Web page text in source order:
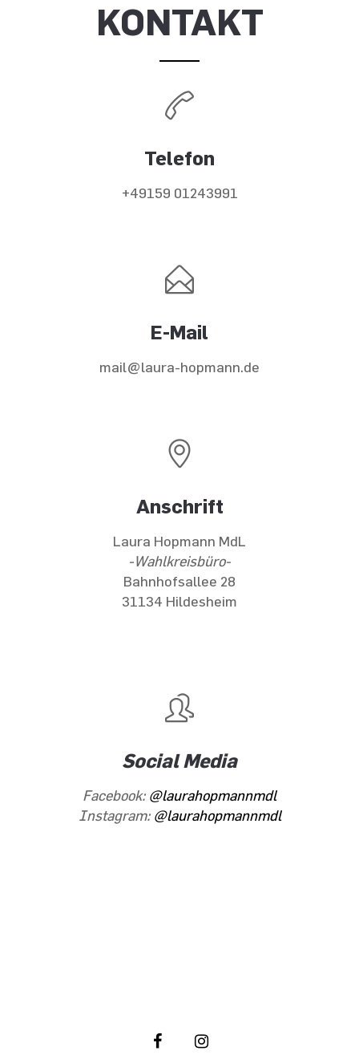
KONTAKT
Telefon
+49159 01243991
E-Mail
mail@laura-hopmann.de
Anschrift
Laura Hopmann MdL
-Wahlkreisbüro-
Bahnhofsallee 28
31134 Hildesheim
Social Media
Facebook: @laurahopmannmdl
Instagram: @laurahopmannmdl